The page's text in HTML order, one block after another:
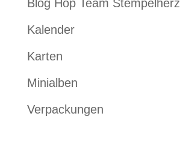
Blog Hop Team Stempelherz
Kalender
Karten
Minialben
Verpackungen